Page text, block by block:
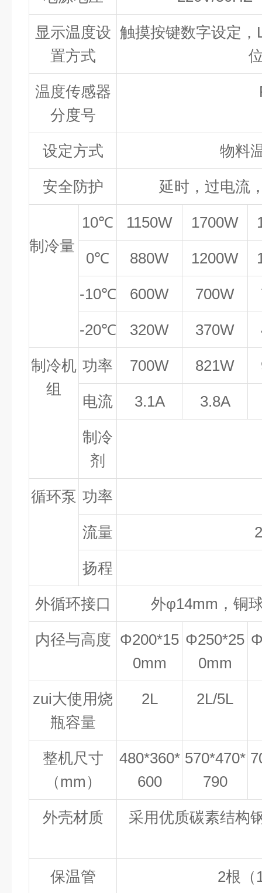
显示温度设
置方式
触摸按键数字设定
温度传感器
分度号
设定方式 物料
安全防护 延时，过电流
制冷量
10℃ 1150W 1700W
0℃ 880W 1200W
-10℃ 600W 700W
-20℃ 320W 370W
制冷机
组
功率 700W 821W
电流 3.1A 3.8A
制冷
剂
循环泵 功率
流量
扬程
外循环接口 外φ14mm，铜
内径与高度 Φ200*15
0mm
Φ250*25
0mm
zui大使用烧
瓶容量
2L 2L/5L
整机尺寸
（mm）
480*360*
600
570*470*
790
外壳材质 采用优质碳素结构
保温管 2根（